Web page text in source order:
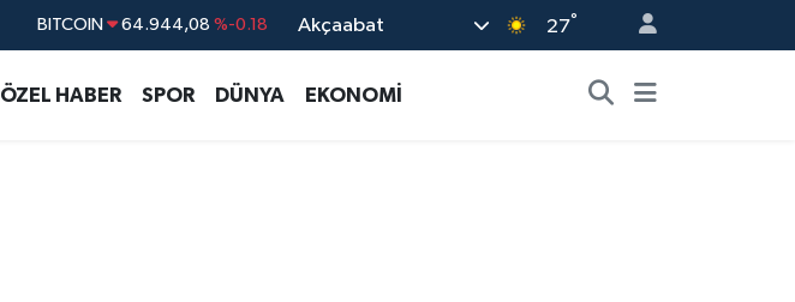
BITCOIN 64.944,08 %-0.18 Akçaabat 27°
ÖZEL HABER SPOR DÜNYA EKONOMİ